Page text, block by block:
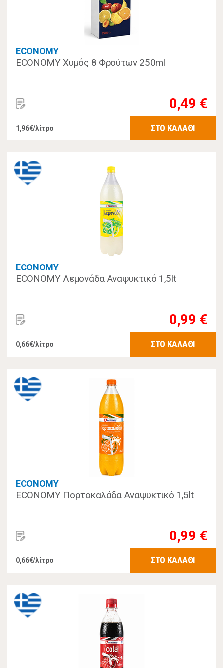
ECONOMY
ECONOMY Χυμός 8 Φρούτων 250ml
0,49 €
1,96€/λίτρο ΣΤΟ ΚΑΛΑΘΙ
ECONOMY
ECONOMY Λεμονάδα Αναψυκτικό 1,5lt
0,99 €
0,66€/λίτρο ΣΤΟ ΚΑΛΑΘΙ
ECONOMY
ECONOMY Πορτοκαλάδα Αναψυκτικό 1,5lt
0,99 €
0,66€/λίτρο ΣΤΟ ΚΑΛΑΘΙ